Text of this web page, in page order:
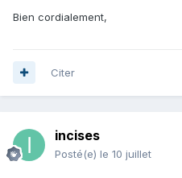
Bien cordialement,
Citer
incises
Posté(e) le 10 juillet